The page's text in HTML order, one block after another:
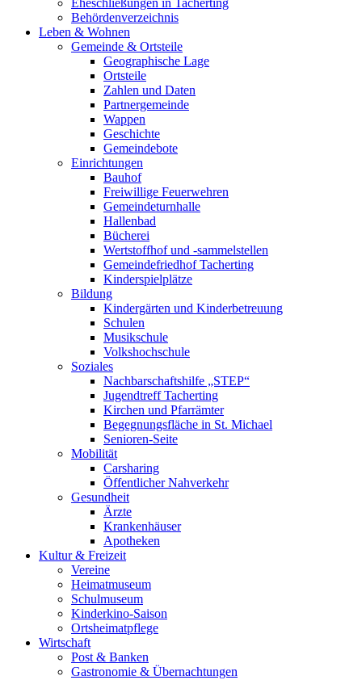
Eheschließungen in Tacherting
Behördenverzeichnis
Leben & Wohnen
Gemeinde & Ortsteile
Geographische Lage
Ortsteile
Zahlen und Daten
Partnergemeinde
Wappen
Geschichte
Gemeindebote
Einrichtungen
Bauhof
Freiwillige Feuerwehren
Gemeindeturnhalle
Hallenbad
Bücherei
Wertstoffhof und -sammelstellen
Gemeindefriedhof Tacherting
Kinderspielplätze
Bildung
Kindergärten und Kinderbetreuung
Schulen
Musikschule
Volkshochschule
Soziales
Nachbarschaftshilfe „STEP“
Jugendtreff Tacherting
Kirchen und Pfarrämter
Begegnungsfläche in St. Michael
Senioren-Seite
Mobilität
Carsharing
Öffentlicher Nahverkehr
Gesundheit
Ärzte
Krankenhäuser
Apotheken
Kultur & Freizeit
Vereine
Heimatmuseum
Schulmuseum
Kinderkino-Saison
Ortsheimatpflege
Wirtschaft
Post & Banken
Gastronomie & Übernachtungen